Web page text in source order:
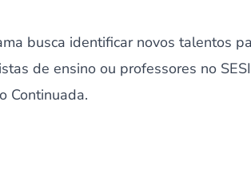
busca identificar novos talentos
de ensino ou professores no
Continuada.